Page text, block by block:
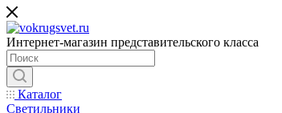
Интернет-магазин представительского класса
Каталог
Светильники